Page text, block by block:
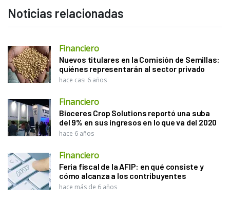
Noticias relacionadas
Financiero
Nuevos titulares en la Comisión de Semillas:
quiénes representarán al sector privado
hace casi 6 años
Financiero
Bioceres Crop Solutions reportó una suba
del 9% en sus ingresos en lo que va del 2020
hace 6 años
Financiero
Feria fiscal de la AFIP: en qué consiste y
cómo alcanza a los contribuyentes
hace más de 6 años